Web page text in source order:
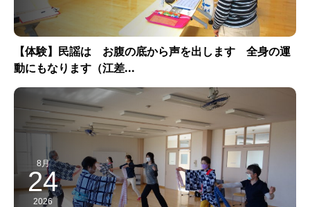
【体験】民謡は お腹の底から声を出します 全身の運
動にもなります（江差...
8月
24
2026